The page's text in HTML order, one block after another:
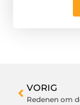
VORIG